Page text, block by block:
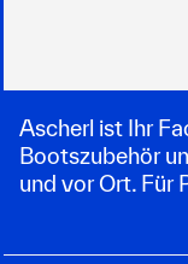
Ascherl ist Ihr
Bootszubehör
und vor Ort. Für